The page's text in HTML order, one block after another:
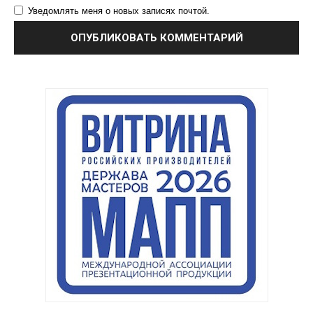
Уведомлять меня о новых записях почтой.